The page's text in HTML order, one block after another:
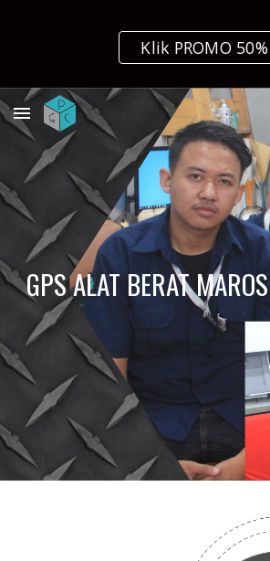
Skip to main content
Klik PROMO 50%
GPS ALAT BERAT MAROS